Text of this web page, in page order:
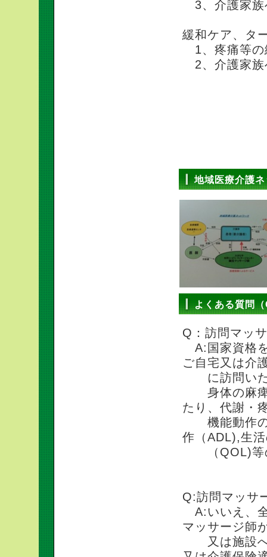
3、介護家族
緩和ケア、タ
1、疼痛等の
2、介護家族
地域医療介護
よくある質問
Q：訪問マッ
A:国家資格
ご自宅又は介
に訪問いた
身体の麻痺
たり、代謝・
機能動作の
作（ADL),生
（QOL)等の
Q:訪問マッサ
A:いいえ、
マッサージ師
又は施設へ